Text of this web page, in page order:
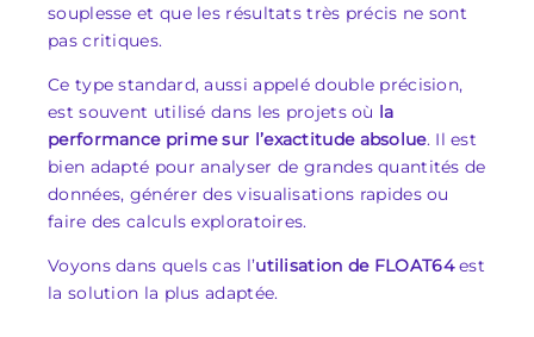
souplesse et que les résultats très précis ne sont
pas critiques.
Ce type standard, aussi appelé double précision,
est souvent utilisé dans les projets où la
performance prime sur l’exactitude absolue. Il est
bien adapté pour analyser de grandes quantités de
données, générer des visualisations rapides ou
faire des calculs exploratoires.
Voyons dans quels cas l’utilisation de FLOAT64est
la solution la plus adaptée.